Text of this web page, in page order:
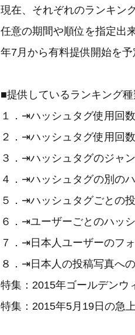
現在、それぞれのランキン
任意の期間や順位を指定出
年7月から有料提供開始を予
■提供しているランキング
１．⇥ハッシュタグ使用回
２．⇥ハッシュタグ使用回
３．⇥ハッシュタグのジャ
４．⇥ハッシュタグの別の
５．⇥ハッシュタグごとの
６．⇥ユーザーごとのハッ
７．⇥日本人ユーザーのフ
８．⇥日本人の投稿写真へ
特集：2015年ゴールデンウ
特集：2015年5月19日の急